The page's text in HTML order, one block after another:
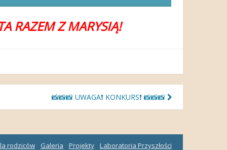
RAZEM Z MARYSIĄ!
📸📸📸 UWAGA❗️ KONKURS❗️ 📸📸📸
rodziców Galeria Projekty Laboratoria Przyszłości